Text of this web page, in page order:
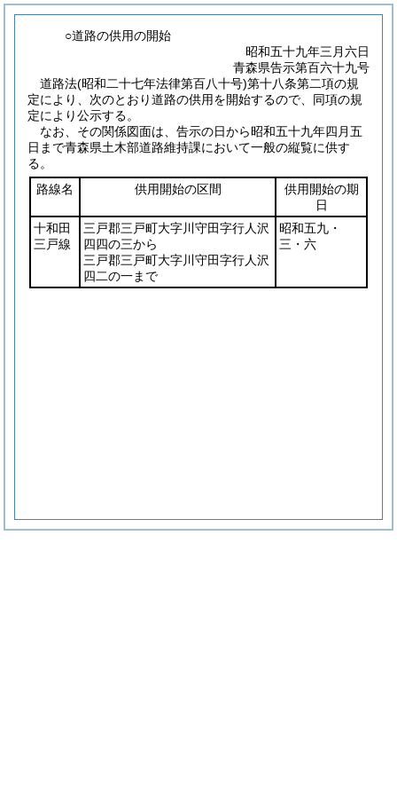
○道路の供用の開始
昭和五十九年三月六日
青森県告示第百六十九号
道路法(昭和二十七年法律第百八十号)第十八条第二項の規
定により、次のとおり道路の供用を開始するので、同項の規
定により公示する。
なお、その関係図面は、告示の日から昭和五十九年四月五
日まで青森県土木部道路維持課において一般の縦覧に供す
る。
路線名
供用開始の区間
供用開始の期
日
十和田
三戸線
三戸郡三戸町大字川守田字行人沢
四四の三から
三戸郡三戸町大字川守田字行人沢
四二の一まで
昭和五九・
三・六